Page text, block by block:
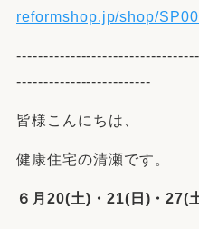
reformshop.jp/shop/
-------------------------
皆様こんにちは、
健康住宅の清瀬です。
６月20(土)・21(日)・27(